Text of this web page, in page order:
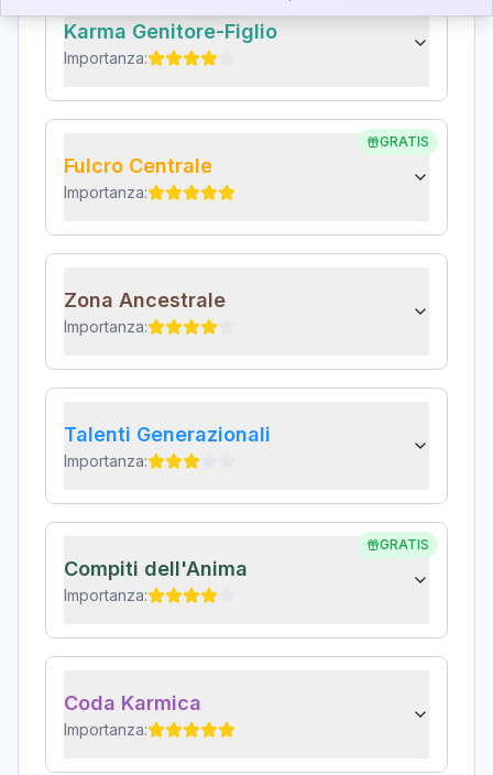
Karma Genitore-Figlio
Importanza:
GRATIS
Fulcro Centrale
Importanza:
Zona Ancestrale
Importanza:
Talenti Generazionali
Importanza:
GRATIS
Compiti dell'Anima
Importanza:
Coda Karmica
Importanza: